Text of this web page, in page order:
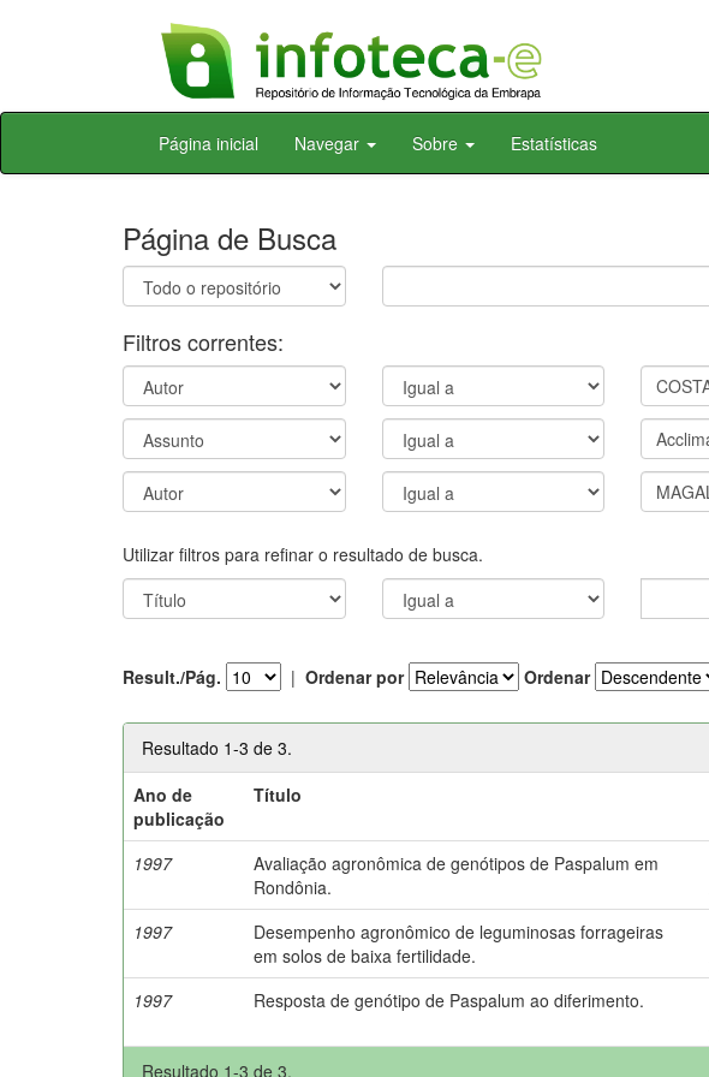
Skip
Página inicial Navegar Sobre Estatísticas
Página de Busca
Filtros correntes:
Utilizar filtros para refinar o resultado de busca.
Result./Pág. | Ordenar por Ordenar
Resultado 1-3 de 3.
Ano de
publicação
Título
1997
Avaliação agronômica de genótipos de Paspalum em
Rondônia.
1997
Desempenho agronômico de leguminosas forrageiras
em solos de baixa fertilidade.
1997
Resposta de genótipo de Paspalum ao diferimento.
Resultado 1-3 de 3.